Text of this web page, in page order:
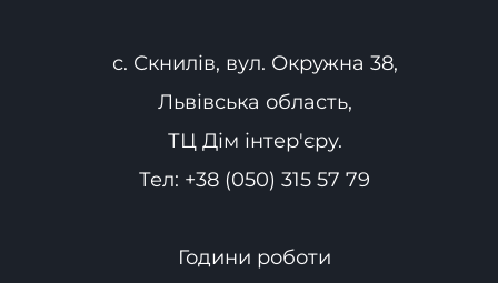
с. Скнилів, вул. Окружна 38,
Львівська область,
ТЦ Дім інтер'єру.
Тел: +38 (050) 315 57 79
Години роботи